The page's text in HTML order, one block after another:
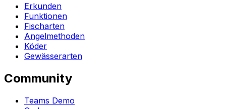
Erkunden
Funktionen
Fischarten
Angelmethoden
Köder
Gewässerarten
Community
Teams Demo